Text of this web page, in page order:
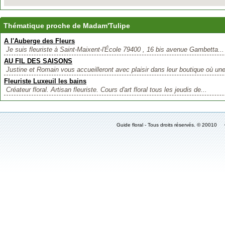
Thématique proche de Madam'Tulipe
A l'Auberge des Fleurs
Je suis fleuriste à Saint-Maixent-l'École 79400 , 16 bis avenue Gambetta...
AU FIL DES SAISONS
Justine et Romain vous accueilleront avec plaisir dans leur boutique où
Fleuriste Luxeuil les bains
Créateur floral. Artisan fleuriste. Cours d'art floral tous les jeudis de...
Guide floral - Tous droits réservés. ©